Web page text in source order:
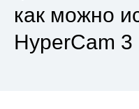
как можно
HyperCam 3